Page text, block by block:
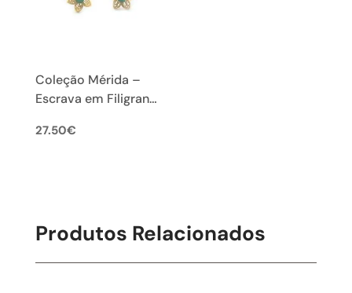
Coleção Mérida –
Escrava em Filigrana
27.50€
Produtos Relacionados